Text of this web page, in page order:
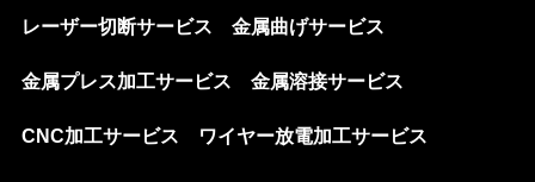
レーザー切断サービス 金属曲げサービス
金属プレス加工サービス 金属溶接サービス
CNC加工サービス ワイヤー放電加工サービス